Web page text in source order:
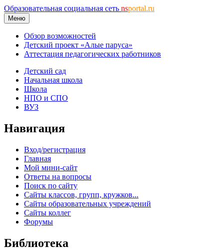
Образовательная социальная сеть nsportal.ru
Меню
Обзор возможностей
Детский проект «Алые паруса»
Аттестация педагогических работников
Детский сад
Начальная школа
Школа
НПО и СПО
ВУЗ
Навигация
Вход/регистрация
Главная
Мой мини-сайт
Ответы на вопросы
Поиск по сайту
Сайты классов, групп, кружков...
Сайты образовательных учреждений
Сайты коллег
Форумы
Библиотека